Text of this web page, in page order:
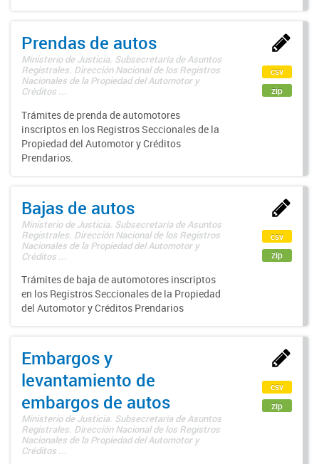
Prendas de autos
Ministerio de Justicia. Subsecretaría de Asuntos
Registrales. Dirección Nacional de los Registros
Nacionales de la Propiedad del Automotor y
Créditos ...
Trámites de prenda de automotores
inscriptos en los Registros Seccionales de la
Propiedad del Automotor y Créditos
Prendarios.
csv
zip
Bajas de autos
Ministerio de Justicia. Subsecretaría de Asuntos
Registrales. Dirección Nacional de los Registros
Nacionales de la Propiedad del Automotor y
Créditos ...
Trámites de baja de automotores inscriptos
en los Registros Seccionales de la Propiedad
del Automotor y Créditos Prendarios
csv
zip
Embargos y
levantamiento de
embargos de autos
Ministerio de Justicia. Subsecretaría de Asuntos
Registrales. Dirección Nacional de los Registros
Nacionales de la Propiedad del Automotor y
Créditos ...
csv
zip